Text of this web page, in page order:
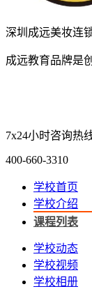
深圳成远美妆连
成远教育品牌是
7x24小时咨询热
400-660-3310
学校首页
学校介绍
课程列表
学校动态
学校视频
学校相册